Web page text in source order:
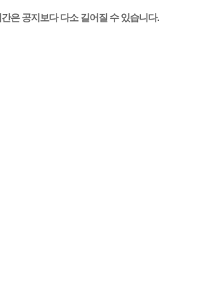
은 공지보다 다소 길어질 수 있습니다.